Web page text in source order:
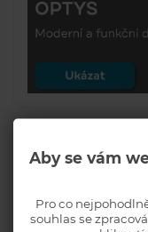
Aby se vám
Pro co
souhlas se